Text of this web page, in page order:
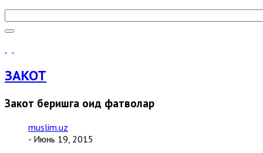
ЗАКОТ
Закот беришга оид фатволар
muslim.uz
- Июнь 19, 2015